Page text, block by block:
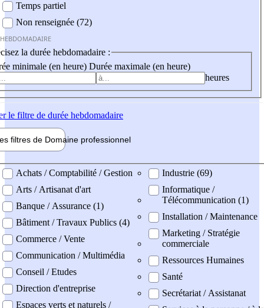
Temps partiel
Non renseignée (72)
la durée hebdomadaire :
minimale (en heure) Durée maximale (en heure)
heures
le filtre de durée hebdomadaire
filtres de Domaine professionnel
professionel
Achats / Comptabilité / Gestion
Arts / Artisanat d'art
Banque / Assurance (1)
Bâtiment / Travaux Publics (4)
Commerce / Vente
Communication / Multimédia
Conseil / Etudes
Direction d'entreprise
Espaces verts et naturels /
Industrie (69)
Informatique /
Télécommunication (1)
Installation / Maintenance
Marketing / Stratégie
commerciale
Ressources Humaines
Santé
Secrétariat / Assistanat